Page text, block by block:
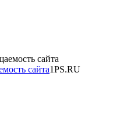
сайта1PS.RU